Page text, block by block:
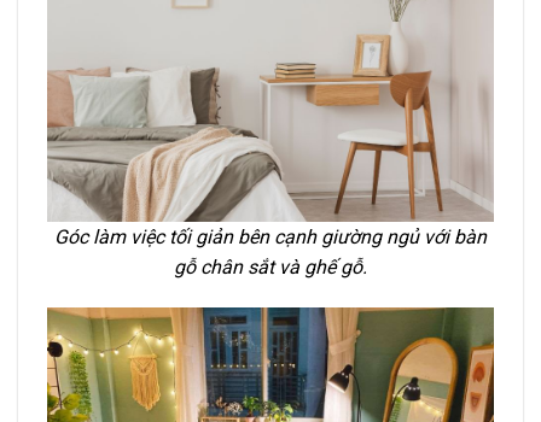
Góc làm việc tối giản bên cạnh giường ngủ với bàn
gỗ chân sắt và ghế gỗ.